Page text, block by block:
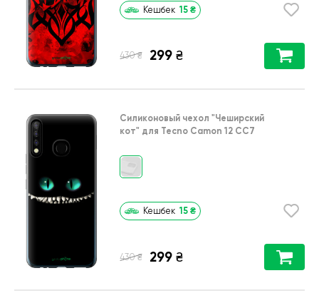
Кешбек 15 ₴
430 ₴ 299 ₴
Силиконовый чехол "Чеширский
кот" для Tecno Camon 12 CC7
Кешбек 15 ₴
430 ₴ 299 ₴